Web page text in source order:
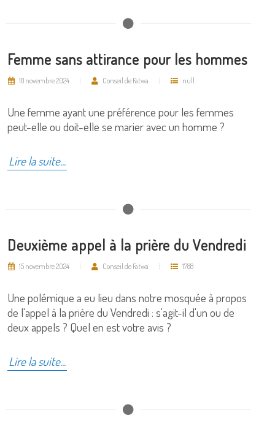
Femme sans attirance pour les hommes
18 novembre 2024 Conseil de Fatwa null
Une femme ayant une préférence pour les femmes
peut-elle ou doit-elle se marier avec un homme ?
Lire la suite...
Deuxième appel à la prière du Vendredi
15 novembre 2024 Conseil de Fatwa 1788
Une polémique a eu lieu dans notre mosquée à propos
de l'appel à la prière du Vendredi : s'agit-il d'un ou de
deux appels ? Quel en est votre avis ?
Lire la suite...